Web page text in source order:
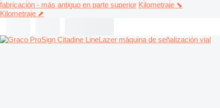
fabricación - más antiguo en parte superior Kilometraje ⬊
Kilometraje ⬈